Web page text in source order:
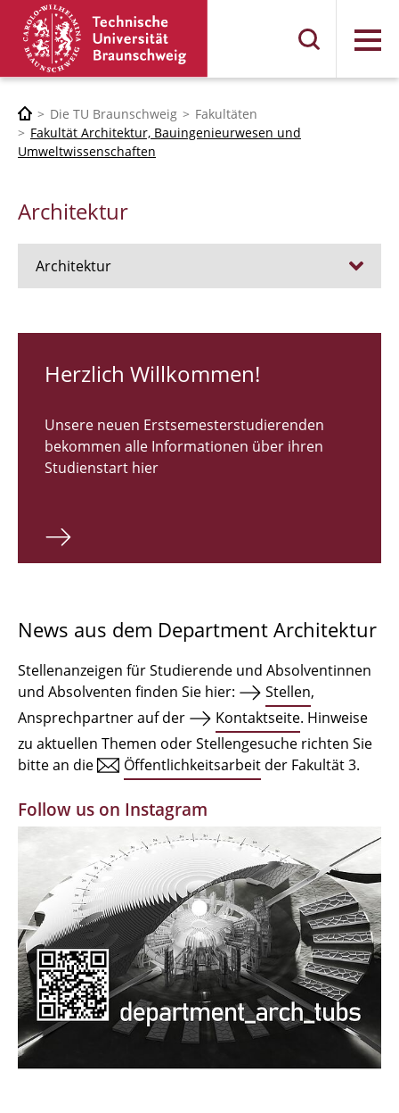
Menü
Die TU Braunschweig
Fakultäten
Fakultät Architektur, Bauingenieurwesen und
Umweltwissenschaften
Architektur
Architektur
RUNDGANG 26
Bachelor Architektur
Master Architektur
Qualifikationsprofil
Institute
Einrichtungen
Zeichensäle
MBW | Modellbauwerkstatt
Alumni | cloud club
Dokumente und Downloads
Herzlich Willkommen!
Unsere neuen Erstsemesterstudierenden
bekommen alle Informationen über ihren
Studienstart hier
News aus dem Department Architektur
Stellenanzeigen für Studierende und Absolventinnen
und Absolventen finden Sie hier:
Stellen,
Ansprechpartner auf der
Kontaktseite. Hinweise
zu aktuellen Themen oder Stellengesuche richten Sie
bitte an die
Öffentlichkeitsarbeit der Fakultät 3.
Follow us on Instagram